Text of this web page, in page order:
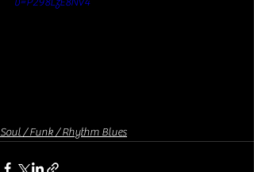
Soul / Funk / Rhythm Blues